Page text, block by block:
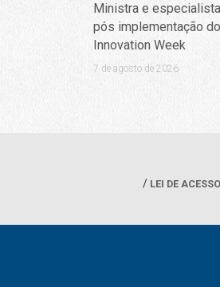
Ministra e
pós implementação
Innovation Week
7 de agosto de 2026
LEI DE